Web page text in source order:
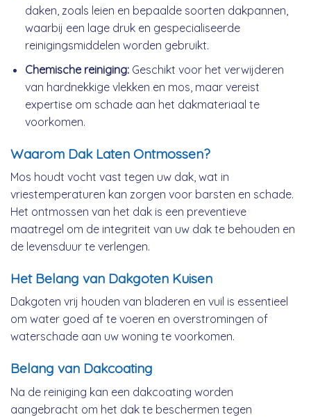
daken, zoals leien en bepaalde soorten dakpannen,
waarbij een lage druk en gespecialiseerde
reinigingsmiddelen worden gebruikt.
Chemische reiniging:Geschikt voor het verwijderen
van hardnekkige vlekken en mos, maar vereist
expertise om schade aan het dakmateriaal te
voorkomen.
Waarom Dak Laten Ontmossen?
Mos houdt vocht vast tegen uw dak, wat in
vriestemperaturen kan zorgen voor barsten en schade.
Het ontmossen van het dak is een preventieve
maatregel om de integriteit van uw dak te behouden en
de levensduur te verlengen.
Het Belang van Dakgoten Kuisen
Dakgoten vrij houden van bladeren en vuil is essentieel
om water goed af te voeren en overstromingen of
waterschade aan uw woning te voorkomen.
Belang van Dakcoating
Na de reiniging kan een dakcoating worden
aangebracht om het dak te beschermen tegen